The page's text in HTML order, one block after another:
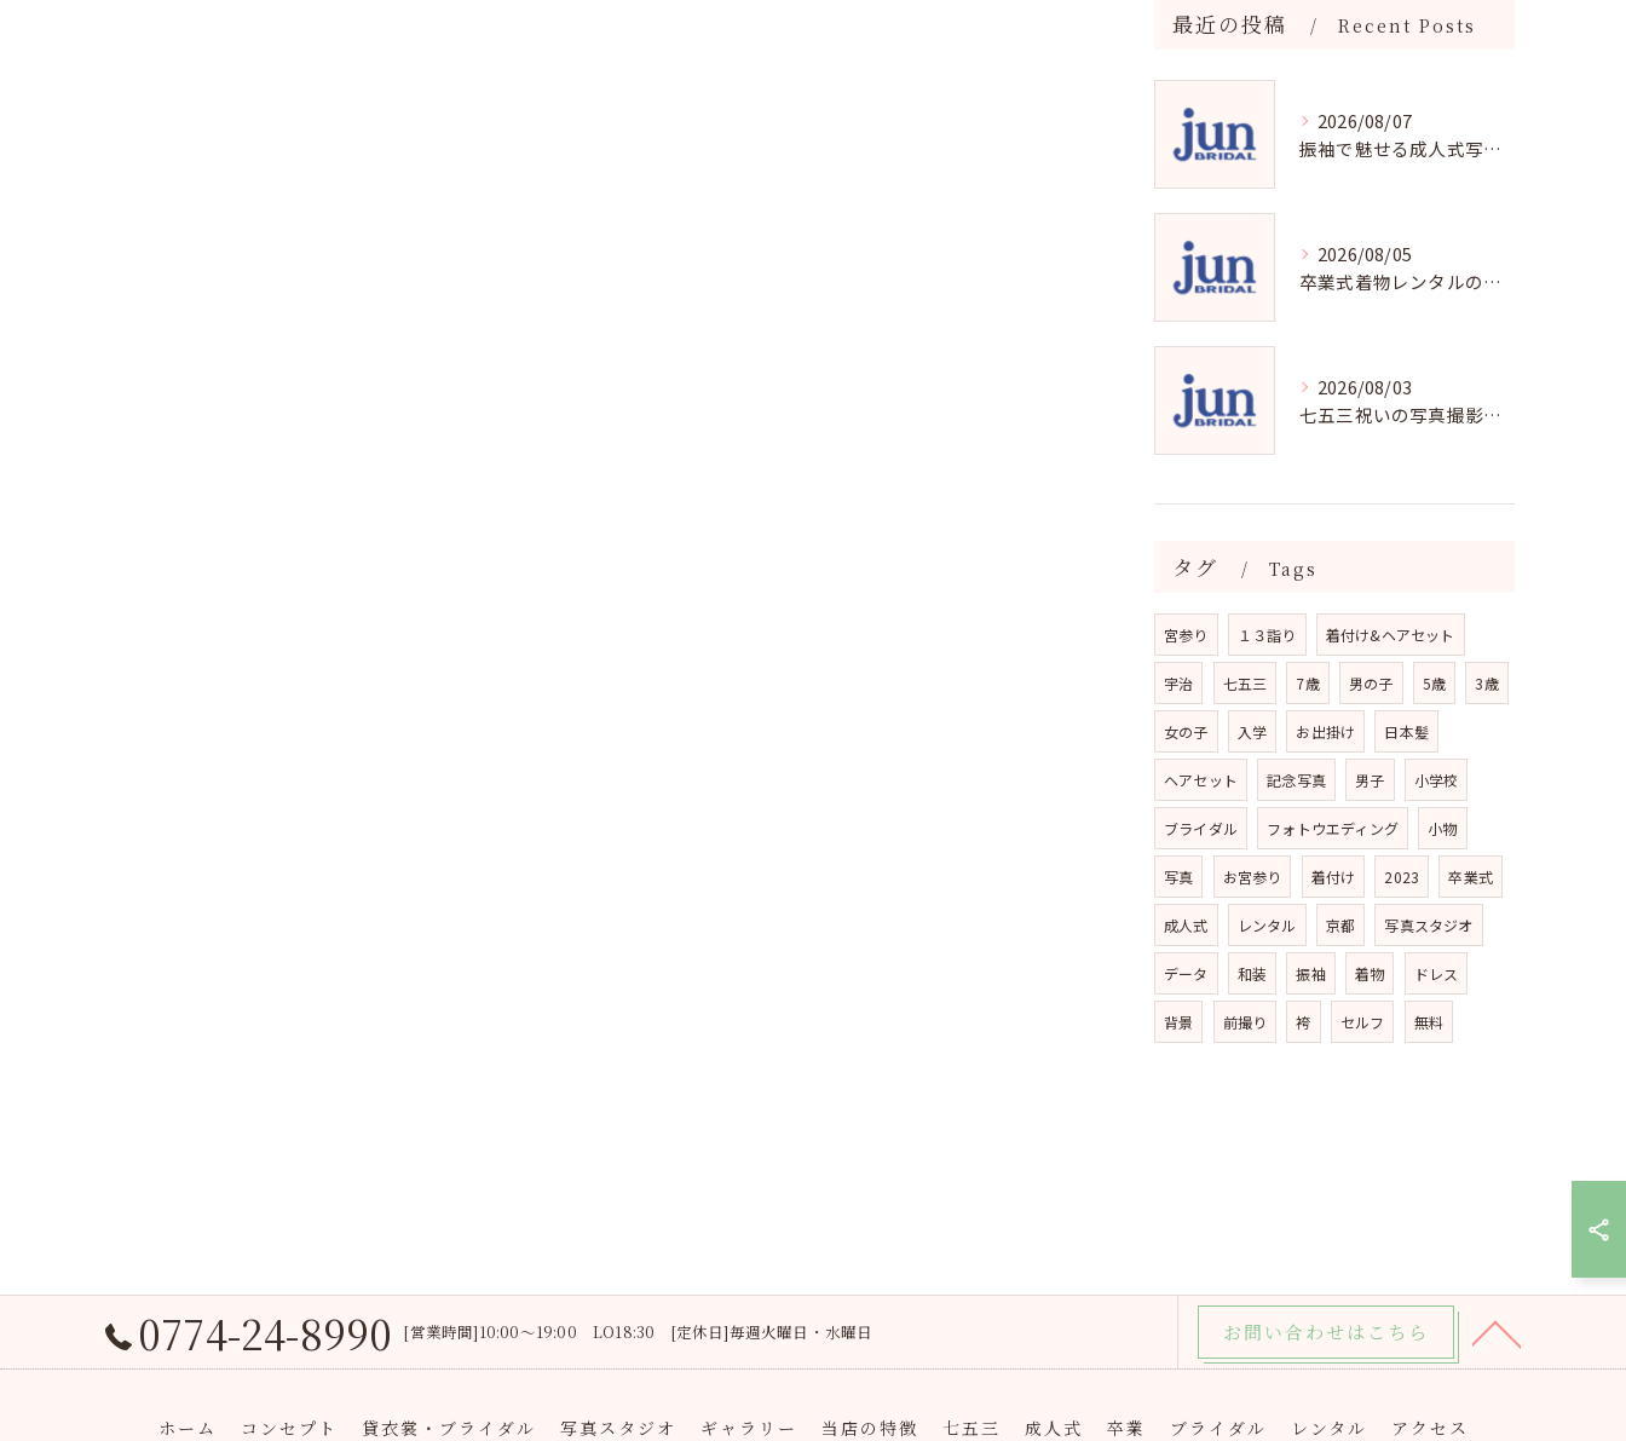
最近の投稿 Recent Posts
2026/08/07
振袖で魅せる成人式写真の魅力と撮影ポイント
2026/08/05
卒業式着物レンタルの選び方と魅力
2026/08/03
七五三祝いの写真撮影で残す成長の瞬間
タグ Tags
宮参り １３詣り 着付け&ヘアセット
宇治 七五三 7歳 男の子 5歳 3歳
女の子 入学 お出掛け 日本髪
ヘアセット 記念写真 男子 小学校
ブライダル フォトウエディング 小物
写真 お宮参り 着付け 2023 卒業式
成人式 レンタル 京都 写真スタジオ
データ 和装 振袖 着物 ドレス
背景 前撮り 袴 セルフ 無料
0774-24-8990 [営業時間]10:00〜19:00 LO18:30 [定休日]毎週火曜日・水曜日 お問い合わせはこちら
ホーム コンセプト 貸衣裳・ブライダル 写真スタジオ ギャラリー 当店の特徴 七五三 成人式 卒業 ブライダル レンタル アクセス